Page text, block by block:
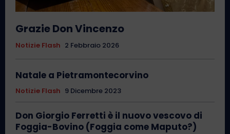
Grazie Don Vincenzo
Notizie Flash 2 Febbraio 2026
Natale a Pietramontecorvino
Notizie Flash 9 Dicembre 2023
Don Giorgio Ferretti è il nuovo vescovo di
Foggia-Bovino (Foggia come Maputo?)